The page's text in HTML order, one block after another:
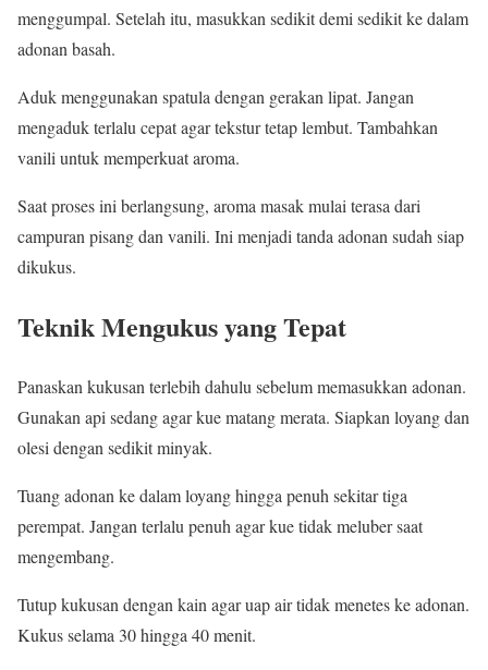
menggumpal. Setelah itu, masukkan sedikit demi sedikit ke dalam
adonan basah.
Aduk menggunakan spatula dengan gerakan lipat. Jangan
mengaduk terlalu cepat agar tekstur tetap lembut. Tambahkan
vanili untuk memperkuat aroma.
Saat proses ini berlangsung, aroma masak mulai terasa dari
campuran pisang dan vanili. Ini menjadi tanda adonan sudah siap
dikukus.
Teknik Mengukus yang Tepat
Panaskan kukusan terlebih dahulu sebelum memasukkan adonan.
Gunakan api sedang agar kue matang merata. Siapkan loyang dan
olesi dengan sedikit minyak.
Tuang adonan ke dalam loyang hingga penuh sekitar tiga
perempat. Jangan terlalu penuh agar kue tidak meluber saat
mengembang.
Tutup kukusan dengan kain agar uap air tidak menetes ke adonan.
Kukus selama 30 hingga 40 menit.